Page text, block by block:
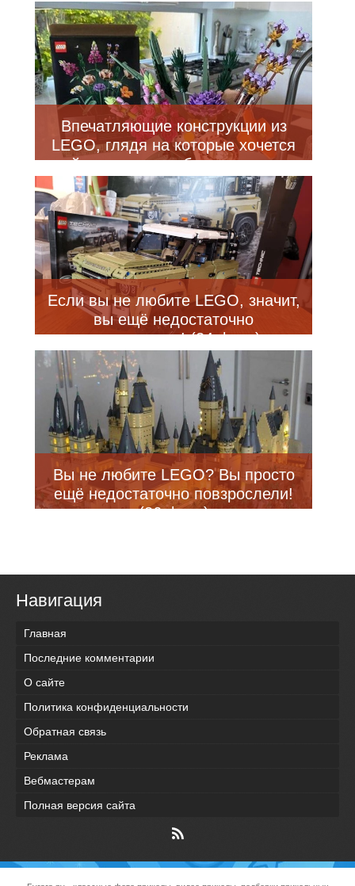
Впечатляющие конструкции из
LEGO, глядя на которые хочется
пойти и купить себе конструктор
(19 фото)
Если вы не любите LEGO, значит,
вы ещё недостаточно
повзрослели! (24 фото)
Вы не любите LEGO? Вы просто
ещё недостаточно повзрослели!
(26 фото)
Навигация
Главная
Последние комментарии
О сайте
Политика конфиденциальности
Обратная связь
Реклама
Вебмастерам
Полная версия сайта